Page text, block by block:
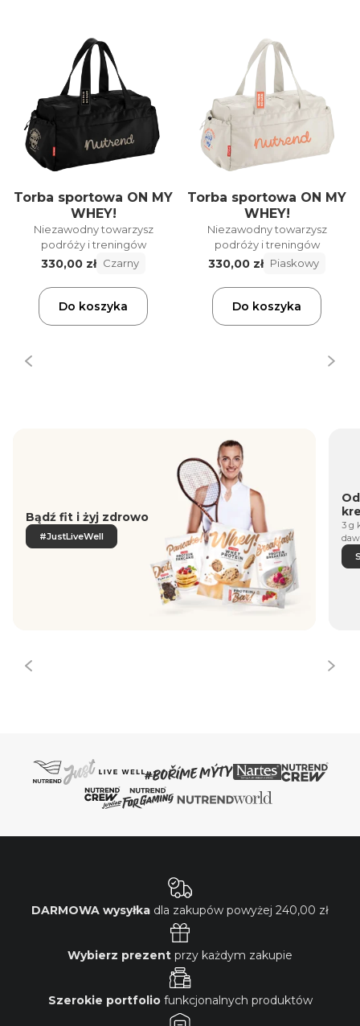
Torba sportowa ON MY
WHEY!
Niezawodny towarzysz
podróży i treningów
330,00 zł Czarny
Do koszyka
Torba sportowa ON MY
WHEY!
Niezawodny towarzysz
podróży i treningów
330,00 zł Piaskowy
Do koszyka
Bądź fit i żyj zdrowo
#JustLiveWell
3 g
DARMOWA wysyłka dla zakupów powyżej 240,00 zł
Wybierz prezent przy każdym zakupie
Szerokie portfoliofunkcjonalnych produktów